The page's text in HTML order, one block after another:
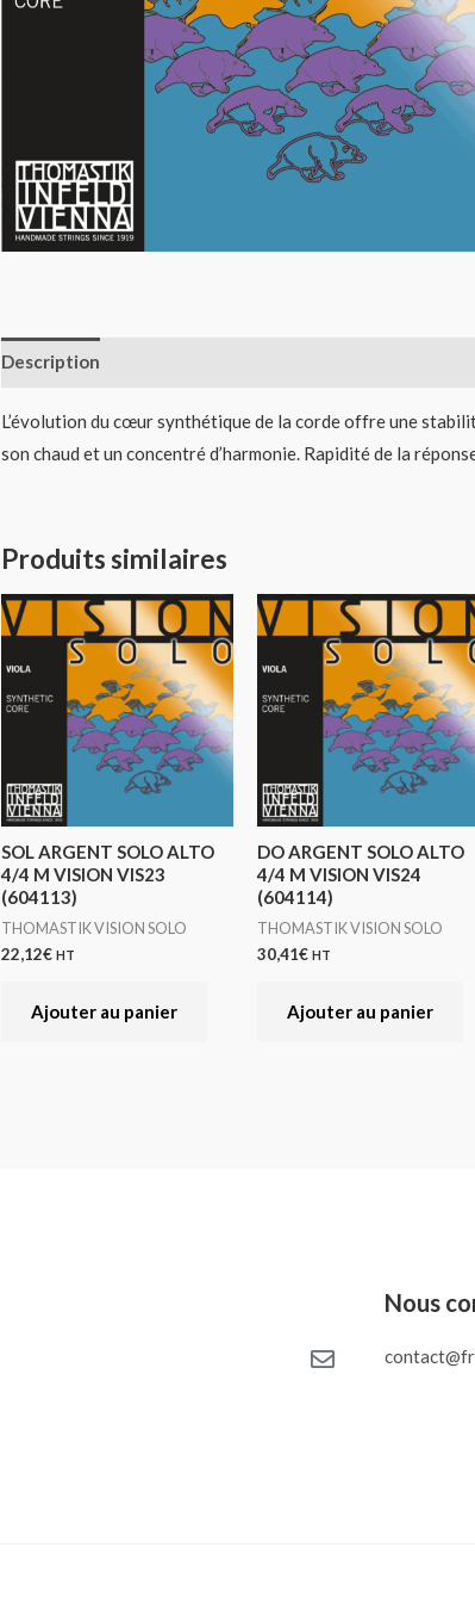
Description
L’évolution du cœur synthétique de la corde offre une
son chaud et un concentré d’harmonie. Rapidité de la
Produits similaires
SOL ARGENT SOLO ALTO
4/4 M VISION VIS23
(604113)
THOMASTIK VISION SOLO
22,12€ HT
Ajouter au panier
DO ARGENT SOLO ALTO
4/4 M VISION VIS24
(604114)
THOMASTIK VISION SOLO
30,41€ HT
Ajouter au panier
Nous